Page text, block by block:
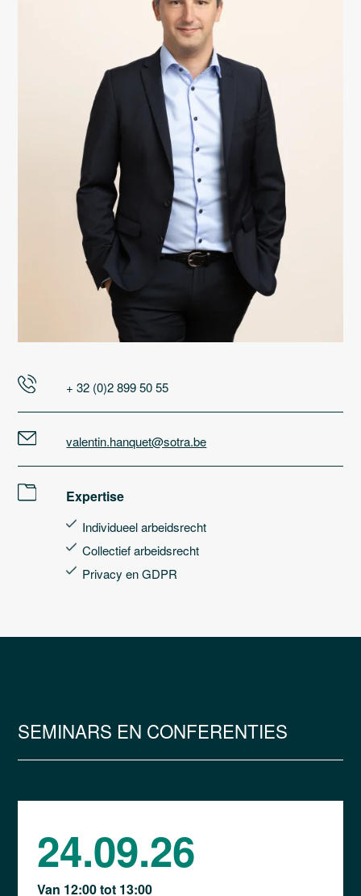
UCL : Master in de rechten (2012)
KU Leuven : Erasmus Belgica (2012)
UCL: Bachelor in de rechten (2010)
UCL : Bachelor in communicatie (2008)
+ 32 (0)2 899 50 55
valentin.hanquet@sotra.be
Expertise
Individueel arbeidsrecht
Collectief arbeidsrecht
Privacy en GDPR
SEMINARS EN CONFERENTIES
24.09.26
Van 12:00 tot 13:00